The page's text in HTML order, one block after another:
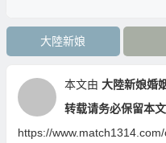
大陸新娘
本文由 大陸新娘婚
转载请务必保留本文
https://